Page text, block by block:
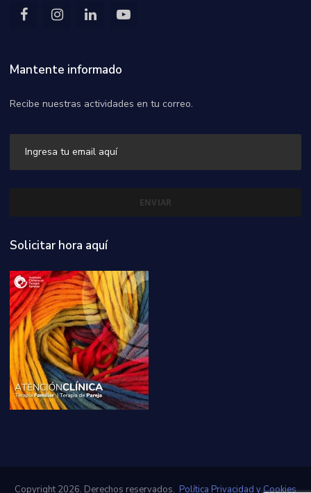
Mantente informado
Recibe nuestras actividades en tu correo.
Solicitar hora aquí
Copyright 2026. Derechos reservados. Política Privacidad y Cookies